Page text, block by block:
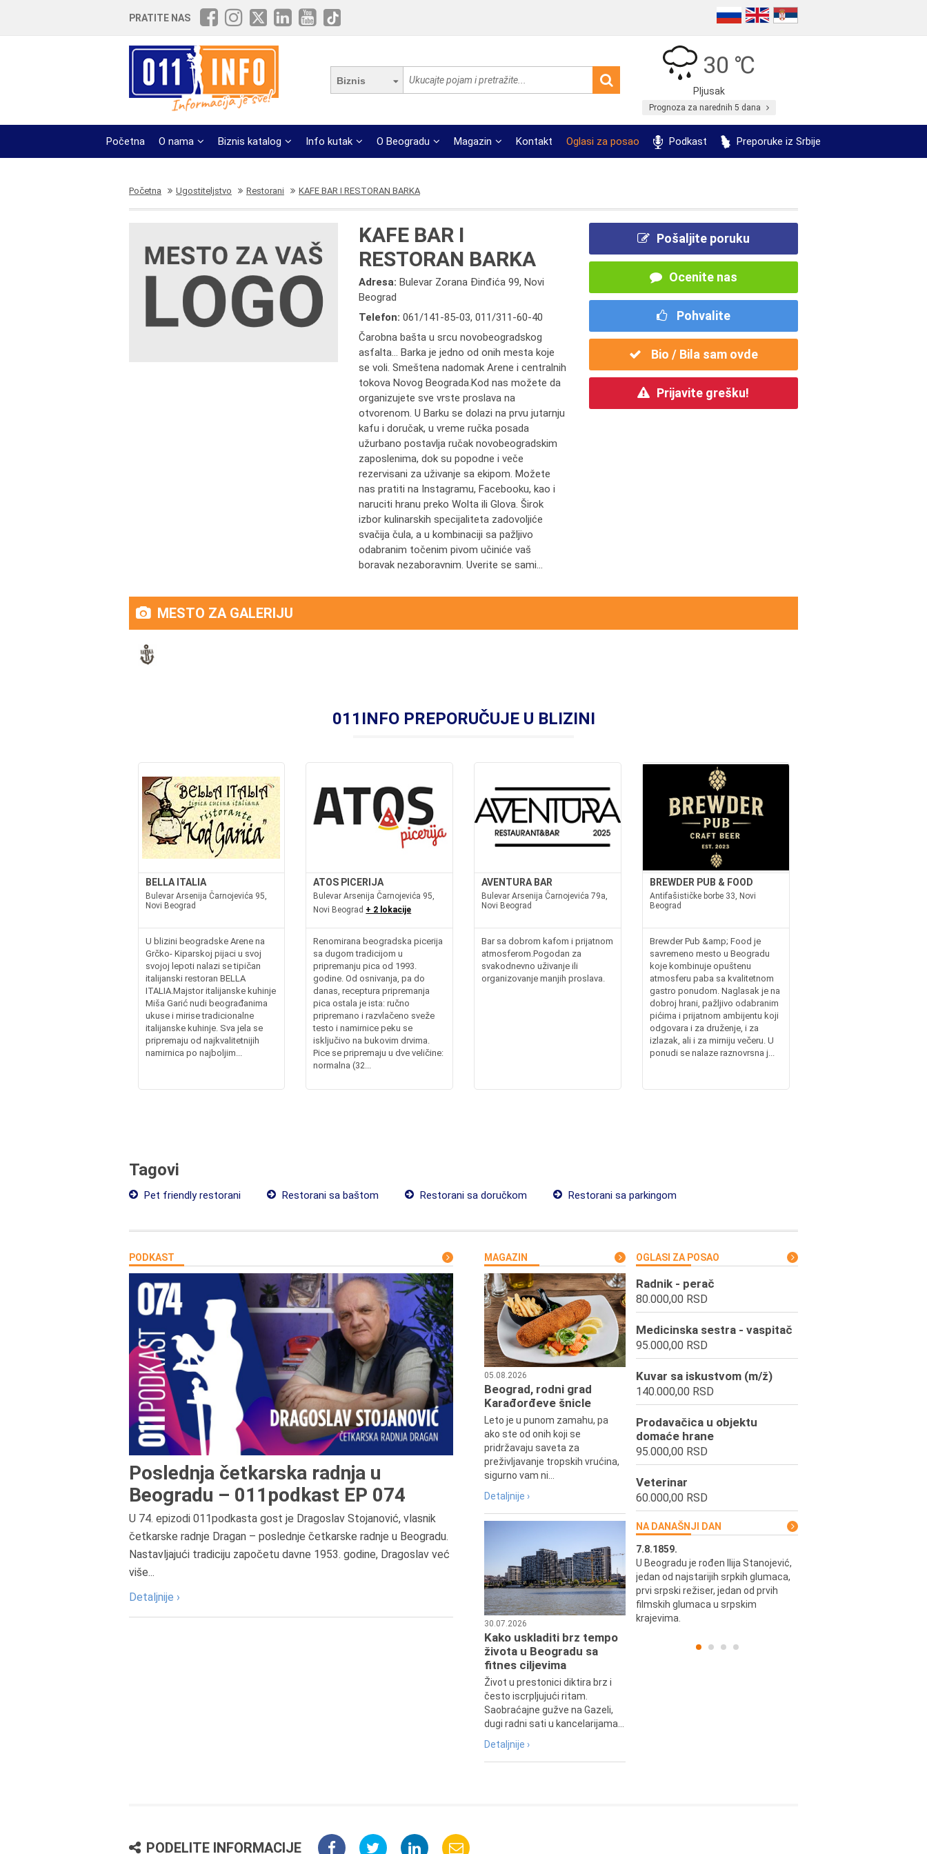
PRATITE NAS
Biznis
30 ℃
Pljusak
Prognoza za narednih 5 dana
Početna O nama Biznis katalog Info kutak O Beogradu Magazin Kontakt Oglasi za posao Podkast Preporuke iz Srbije
Početna Ugostiteljstvo Restorani KAFE BAR I RESTORAN BARKA
KAFE BAR I
RESTORAN BARKA
Adresa:Bulevar Zorana Đinđića 99, Novi
Beograd
Telefon:061/141-85-03,011/311-60-40
Čarobna bašta u srcu novobeogradskog
asfalta... Barka je jedno od onih mesta koje
se voli. Smeštena nadomak Arene i centralnih
tokova Novog Beograda.Kod nas možete da
organizujete sve vrste proslava na
otvorenom. U Barku se dolazi na prvu jutarnju
kafu i doručak, u vreme ručka posada
užurbano postavlja ručak novobeogradskim
zaposlenima, dok su popodne i veče
rezervisani za uživanje sa ekipom. Možete
nas pratiti na Instagramu, Facebooku, kao i
naruciti hranu preko Wolta ili Glova. Širok
izbor kulinarskih specijaliteta zadovoljiće
svačija čula, a u kombinaciji sa pažljivo
odabranim točenim pivom učiniće vaš
boravak nezaboravnim. Uverite se sami...
Pošaljite poruku
Ocenite nas
Pohvalite
Bio / Bila sam ovde
Prijavite grešku!
MESTO ZA GALERIJU
011INFO PREPORUČUJE U BLIZINI
BELLA ITALIA
Bulevar Arsenija Čarnojevića 95,
Novi Beograd
U blizini beogradske Arene na
Grčko- Kiparskoj pijaci u svoj
svojoj lepoti nalazi se tipičan
italijanski restoran BELLA
ITALIA.Majstor italijanske kuhinje
Miša Garić nudi beograđanima
ukuse i mirise tradicionalne
italijanske kuhinje. Sva jela se
pripremaju od najkvalitetnijih
namirnica po najboljim...
ATOS PICERIJA
Bulevar Arsenija Čarnojevića 95,
Novi Beograd + 2 lokacije
Renomirana beogradska picerija
sa dugom tradicijom u
pripremanju pica od 1993.
godine. Od osnivanja, pa do
danas, receptura pripremanja
pica ostala je ista: ručno
pripremano i razvlačeno sveže
testo i namirnice peku se
isključivo na bukovim drvima.
Pice se pripremaju u dve veličine:
normalna (32...
AVENTURA BAR
Bulevar Arsenija Čarnojevića 79a,
Novi Beograd
Bar sa dobrom kafom i prijatnom
atmosferom.Pogodan za
svakodnevno uživanje ili
organizovanje manjih proslava.
BREWDER PUB & FOOD
Antifašističke borbe 33, Novi
Beograd
Brewder Pub &amp; Food je
savremeno mesto u Beogradu
koje kombinuje opuštenu
atmosferu paba sa kvalitetnom
gastro ponudom. Naglasak je na
dobroj hrani, pažljivo odabranim
pićima i prijatnom ambijentu koji
odgovara i za druženje, i za
izlazak, ali i za mirniju večeru. U
ponudi se nalaze raznovrsna j...
Tagovi
Pet friendly restorani Restorani sa baštom Restorani sa doručkom Restorani sa parkingom
PODKAST
Poslednja četkarska radnja u
Beogradu – 011podkast EP 074
U 74. epizodi 011podkasta gost je Dragoslav Stojanović, vlasnik
četkarske radnje Dragan – poslednje četkarske radnje u Beogradu.
Nastavljajući tradiciju započetu davne 1953. godine, Dragoslav već
više...
Detaljnije ›
MAGAZIN
05.08.2026
Beograd, rodni grad
Karađorđeve šnicle
Leto je u punom zamahu, pa
ako ste od onih koji se
pridržavaju saveta za
preživljavanje tropskih vrućina,
sigurno vam ni...
Detaljnije ›
30.07.2026
Kako uskladiti brz tempo
života u Beogradu sa
fitnes ciljevima
Život u prestonici diktira brz i
često iscrpljujući ritam.
Saobraćajne gužve na Gazeli,
dugi radni sati u kancelarijama...
Detaljnije ›
OGLASI ZA POSAO
Radnik - perač
80.000,00 RSD
Medicinska sestra - vaspitač
95.000,00 RSD
Kuvar sa iskustvom (m/ž)
140.000,00 RSD
Prodavačica u objektu
domaće hrane
95.000,00 RSD
Veterinar
60.000,00 RSD
NA DANAŠNJI DAN
Preminula je Đurđija Cvetić,
pozorišna, filmska i TV glumica.
7.8.1859.
U Beogradu je rođen Ilija Stanojević,
jedan od najstarijih srpkih glumaca,
prvi srpski režiser, jedan od prvih
filmskih glumaca u srpskim
krajevima.
PODELITE INFORMACIJE